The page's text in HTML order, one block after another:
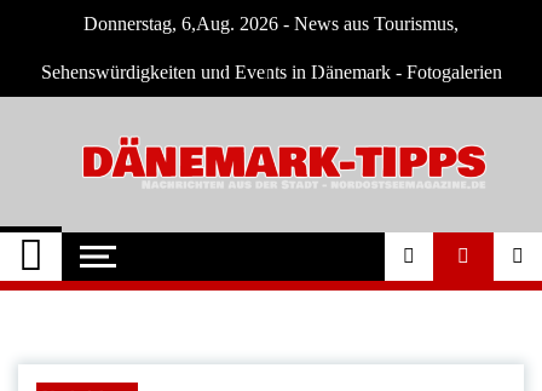
content
Donnerstag, 6,Aug. 2026 - News aus Tourismus,
Sehenswürdigkeiten und Events in Dänemark - Fotogalerien
Dänemark Tipps
Neuigkeiten und Nachrichten in Dänemark